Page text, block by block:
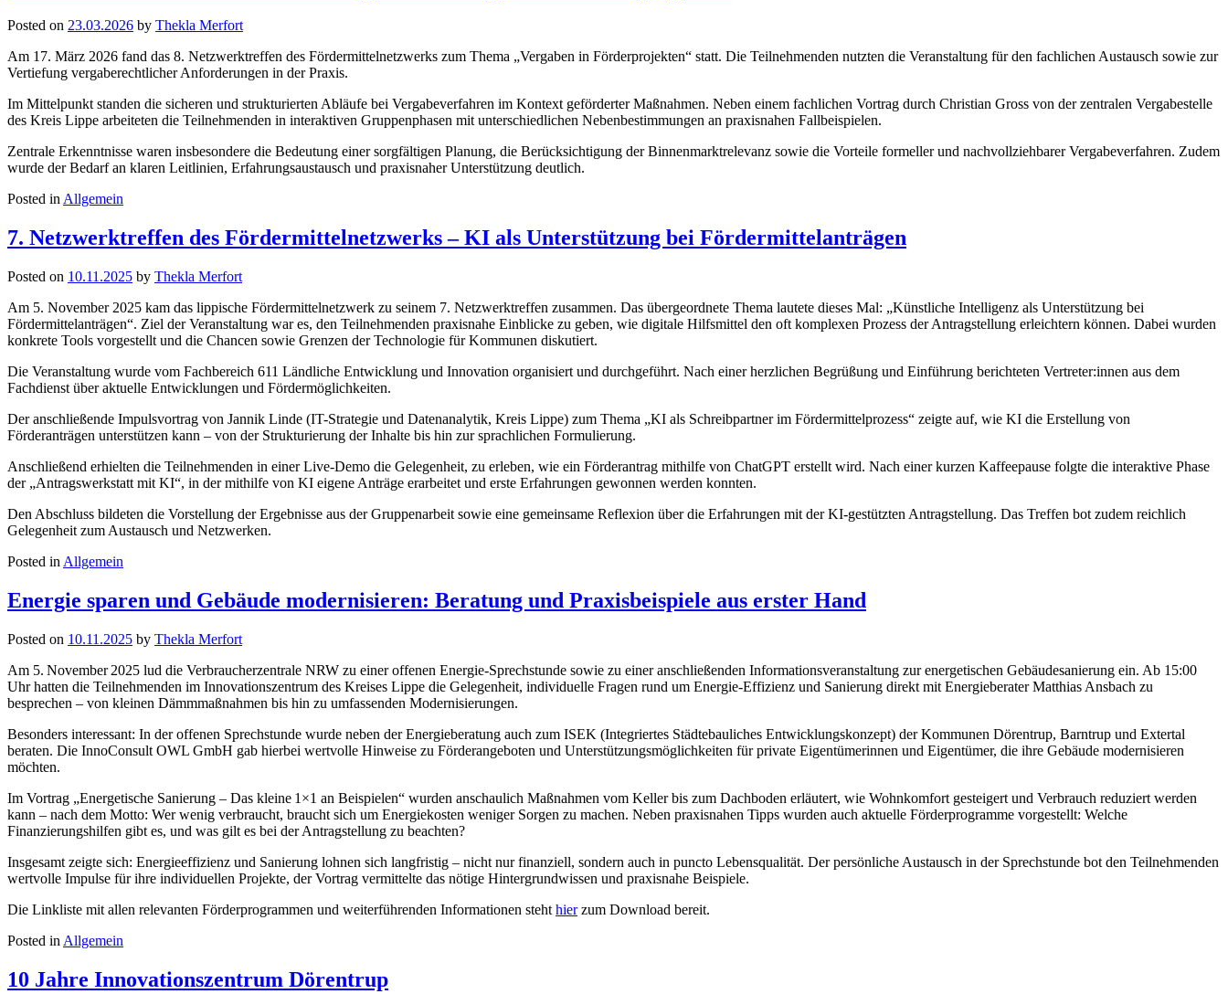
Posted on 23.03.2026 by Thekla Merfort
Am 17. März 2026 fand das 8. Netzwerktreffen des Fördermittelnetzwerks zum Thema „Vergaben in Förderprojekten“ statt. Die Teilnehmenden nutzten die Veranstaltung für den fachlichen Austausch sowie zur
Vertiefung vergaberechtlicher Anforderungen in der Praxis.
Im Mittelpunkt standen die sicheren und strukturierten Abläufe bei Vergabeverfahren im Kontext geförderter Maßnahmen. Neben einem fachlichen Vortrag durch Christian Gross von der zentralen Vergabestelle
des Kreis Lippe arbeiteten die Teilnehmenden in interaktiven Gruppenphasen mit unterschiedlichen Nebenbestimmungen an praxisnahen Fallbeispielen.
Zentrale Erkenntnisse waren insbesondere die Bedeutung einer sorgfältigen Planung, die Berücksichtigung der Binnenmarktrelevanz sowie die Vorteile formeller und nachvollziehbarer Vergabeverfahren. Zudem
wurde der Bedarf an klaren Leitlinien, Erfahrungsaustausch und praxisnaher Unterstützung deutlich.
Posted inAllgemein
7. Netzwerktreffen des Fördermittelnetzwerks – KI als Unterstützung bei Fördermittelanträgen
Posted on 10.11.2025 by Thekla Merfort
Am 5. November 2025 kam das lippische Fördermittelnetzwerk zu seinem 7. Netzwerktreffen zusammen. Das übergeordnete Thema lautete dieses Mal: „Künstliche Intelligenz als Unterstützung bei
Fördermittelanträgen“. Ziel der Veranstaltung war es, den Teilnehmenden praxisnahe Einblicke zu geben, wie digitale Hilfsmittel den oft komplexen Prozess der Antragstellung erleichtern können. Dabei wurden
konkrete Tools vorgestellt und die Chancen sowie Grenzen der Technologie für Kommunen diskutiert.
Die Veranstaltung wurde vom Fachbereich 611 Ländliche Entwicklung und Innovation organisiert und durchgeführt. Nach einer herzlichen Begrüßung und Einführung berichteten Vertreter:innen aus dem
Fachdienst über aktuelle Entwicklungen und Fördermöglichkeiten.
Der anschließende Impulsvortrag von Jannik Linde (IT-Strategie und Datenanalytik, Kreis Lippe) zum Thema „KI als Schreibpartner im Fördermittelprozess“ zeigte auf, wie KI die Erstellung von
Förderanträgen unterstützen kann – von der Strukturierung der Inhalte bis hin zur sprachlichen Formulierung.
Anschließend erhielten die Teilnehmenden in einer Live-Demo die Gelegenheit, zu erleben, wie ein Förderantrag mithilfe von ChatGPT erstellt wird. Nach einer kurzen Kaffeepause folgte die interaktive Phase
der „Antragswerkstatt mit KI“, in der mithilfe von KI eigene Anträge erarbeitet und erste Erfahrungen gewonnen werden konnten.
Den Abschluss bildeten die Vorstellung der Ergebnisse aus der Gruppenarbeit sowie eine gemeinsame Reflexion über die Erfahrungen mit der KI-gestützten Antragstellung. Das Treffen bot zudem reichlich
Gelegenheit zum Austausch und Netzwerken.
Posted in Allgemein
Energie sparen und Gebäude modernisieren: Beratung und Praxisbeispiele aus erster Hand
Posted on 10.11.2025 by Thekla Merfort
Am 5. November 2025 lud die Verbraucherzentrale NRW zu einer offenen Energie‑Sprechstunde sowie zu einer anschließenden Informationsveranstaltung zur energetischen Gebäudesanierung ein. Ab 15:00
Uhr hatten die Teilnehmenden im Innovationszentrum des Kreises Lippe die Gelegenheit, individuelle Fragen rund um Energie‑Effizienz und Sanierung direkt mit Energieberater Matthias Ansbach zu
besprechen – von kleinen Dämmmaßnahmen bis hin zu umfassenden Modernisierungen.
Besonders interessant: In der offenen Sprechstunde wurde neben der Energieberatung auch zum ISEK (Integriertes Städtebauliches Entwicklungskonzept) der Kommunen Dörentrup, Barntrup und Extertal
beraten. Die InnoConsult OWL GmbH gab hierbei wertvolle Hinweise zu Förderangeboten und Unterstützungsmöglichkeiten für private Eigentümerinnen und Eigentümer, die ihre Gebäude modernisieren
möchten.
Im Vortrag „Energetische Sanierung – Das kleine 1×1 an Beispielen“ wurden anschaulich Maßnahmen vom Keller bis zum Dachboden erläutert, wie Wohnkomfort gesteigert und Verbrauch reduziert werden
kann – nach dem Motto: Wer wenig verbraucht, braucht sich um Energiekosten weniger Sorgen zu machen. Neben praxisnahen Tipps wurden auch aktuelle Förderprogramme vorgestellt: Welche
Finanzierungshilfen gibt es, und was gilt es bei der Antragstellung zu beachten?
Insgesamt zeigte sich: Energieeffizienz und Sanierung lohnen sich langfristig – nicht nur finanziell, sondern auch in puncto Lebensqualität. Der persönliche Austausch in der Sprechstunde bot den Teilnehmenden
wertvolle Impulse für ihre individuellen Projekte, der Vortrag vermittelte das nötige Hintergrundwissen und praxisnahe Beispiele.
Die Linkliste mit allen relevanten Förderprogrammen und weiterführenden Informationen steht hierzum Download bereit.
Posted in Allgemein
10 Jahre Innovationszentrum Dörentrup